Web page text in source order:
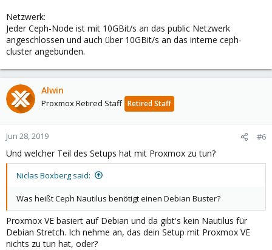
Netzwerk:
Jeder Ceph-Node ist mit 10GBit/s an das public Netzwerk
angeschlossen und auch über 10GBit/s an das interne ceph-
cluster angebunden.
Alwin
Proxmox Retired Staff Retired Staff
Jun 28, 2019 #6
Und welcher Teil des Setups hat mit Proxmox zu tun?
Niclas Boxberg said:
Was heißt Ceph Nautilus benötigt einen Debian Buster?
Proxmox VE basiert auf Debian und da gibt's kein Nautilus für
Debian Stretch. Ich nehme an, das dein Setup mit Proxmox VE
nichts zu tun hat, oder?